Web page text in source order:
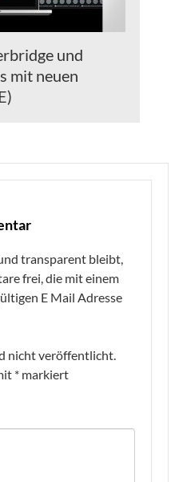
und
mit neuen
transparent bleibt,
frei, die mit einem
E Mail Adresse
nicht veröffentlicht.
* markiert